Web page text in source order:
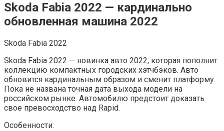
Skoda Fabia 2022 — кардинально
обновленная машина 2022
Skoda Fabia 2022
Skoda Fabia 2022 — новинка авто 2022, которая пополнит
коллекцию компактных городских хэтчбэков. Авто
обновится кардинальным образом и сменит платформу.
Пока не названа точная дата выхода модели на
российском рынке. Автомобилю предстоит доказать
свое превосходство над Rapid.
Особенности: